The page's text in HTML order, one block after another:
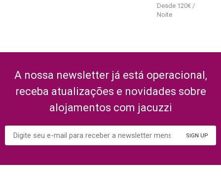
120€
A nossa newsletter já está operacional,
receba atualizações e novidades sobre
alojamentos com jacuzzi